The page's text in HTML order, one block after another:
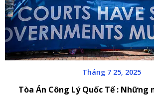
Tháng 7 25, 2025
Tòa Án Công Lý Quốc Tế : Những